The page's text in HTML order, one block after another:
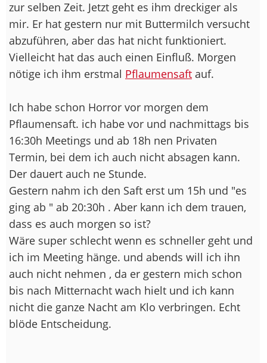
zur selben Zeit. Jetzt geht es ihm dreckiger als
mir. Er hat gestern nur mit Buttermilch versucht
abzuführen, aber das hat nicht funktioniert.
Vielleicht hat das auch einen Einfluß. Morgen
nötige ich ihm erstmal Pflaumensaft auf.
Ich habe schon Horror vor morgen dem
Pflaumensaft. ich habe vor und nachmittags bis
16:30h Meetings und ab 18h nen Privaten
Termin, bei dem ich auch nicht absagen kann.
Der dauert auch ne Stunde.
Gestern nahm ich den Saft erst um 15h und "es
ging ab " ab 20:30h . Aber kann ich dem trauen,
dass es auch morgen so ist?
Wäre super schlecht wenn es schneller geht und
ich im Meeting hänge. und abends will ich ihn
auch nicht nehmen , da er gestern mich schon
bis nach Mitternacht wach hielt und ich kann
nicht die ganze Nacht am Klo verbringen. Echt
blöde Entscheidung.